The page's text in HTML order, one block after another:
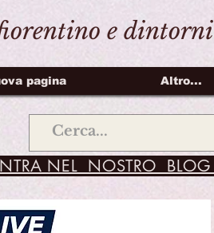
e dintorni
pagina Altro...
NEL NOSTRO BLOG